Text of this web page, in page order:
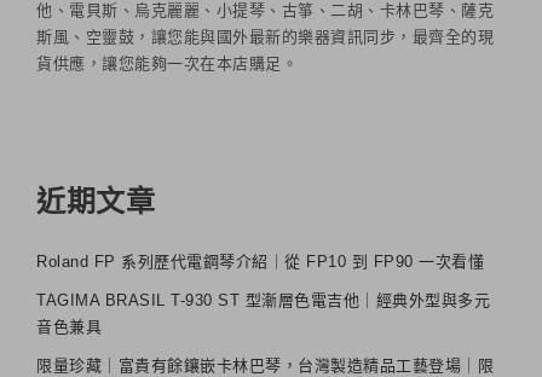
他、電貝斯、烏克麗麗、小提琴、古箏、二胡、卡林巴琴、薩克
斯風、空靈鼓，讓您能與國外最新的樂器資訊同步，最齊全的現
貨供應，讓您能夠一次在本店購足。
近期文章
Roland FP 系列歷代電鋼琴介紹｜從 FP10 到 FP90 一次看懂
TAGIMA BRASIL T-930 ST 型漸層色電吉他｜經典外型與多元
音色兼具
限量珍藏｜富貴有餘鑲嵌卡林巴琴，台灣製造精品工藝登場｜限